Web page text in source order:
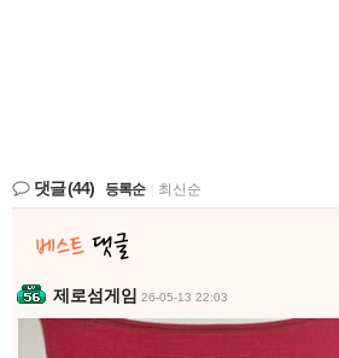
댓글(44) 등록순 최신순
제로섬게임 26-05-13 22:03